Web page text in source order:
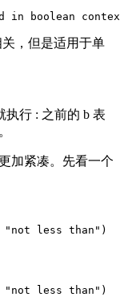
关，但是适用于单
执行 : 之前的 b 表
加紧凑。先看一个
less than")
less than")